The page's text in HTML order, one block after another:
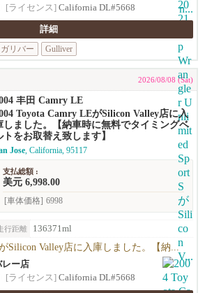
[ライセンス] California DL#5668
詳細
ガリバー Gulliver
2026/08/08 (Sat)
丰田 Camry LE
Toyota Camry LEがSilicon Valley店に入
しました。【納車時に無料でタイミングベ
トをお取替え致します】
Jose, California, 95117
支払総額 :
美元 6,998.00
[車体価格] 6998
行距離 136371ml
Silicon Valley店に入庫しました。【納...
レー店
[ライセンス] California DL#5668